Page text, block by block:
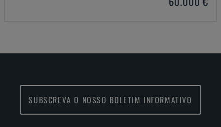
SUBSCREVA O NOSSO BOLETIM INFORMATIVO